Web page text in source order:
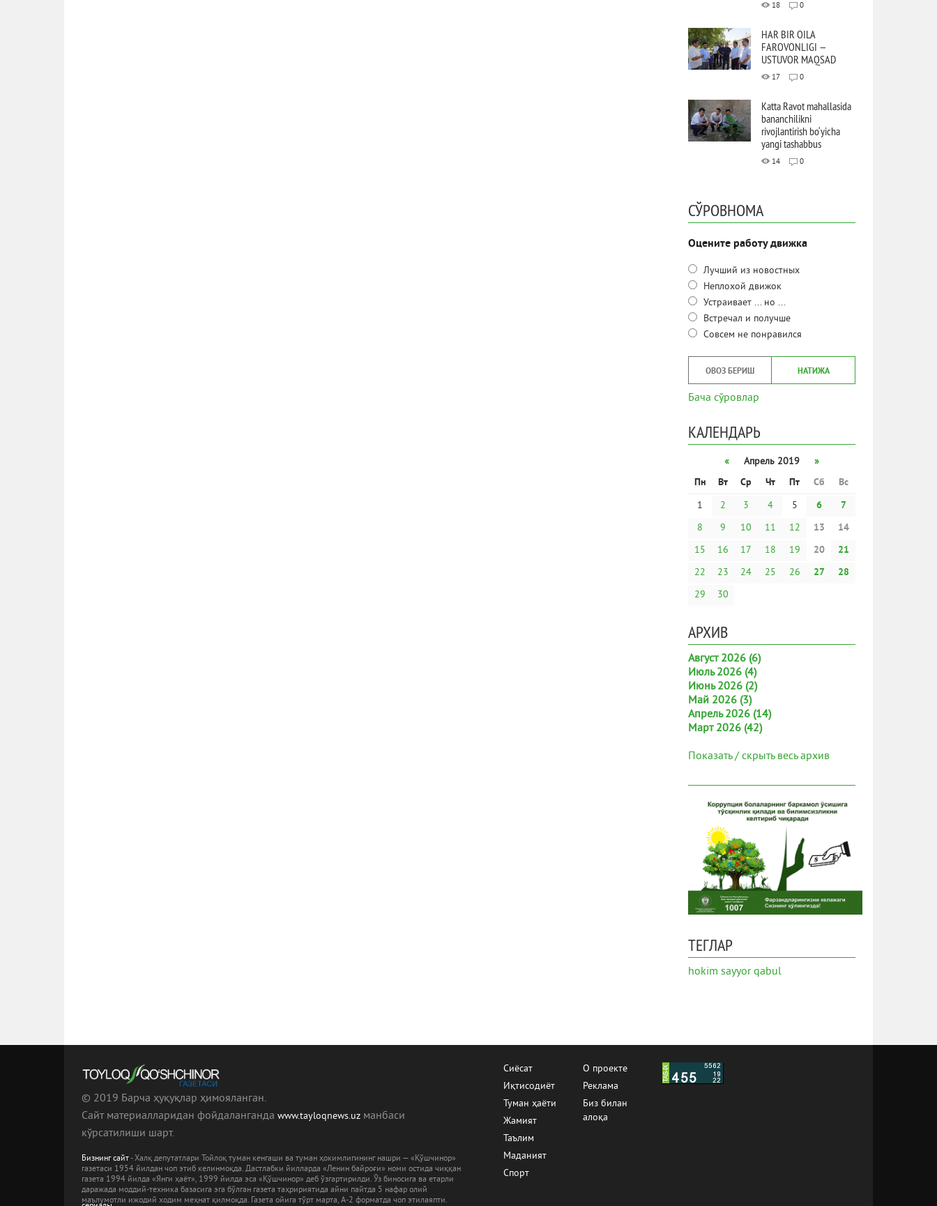
18 0
HAR BIR OILA
FAROVONLIGI —
USTUVOR MAQSAD
17 0
Katta Ravot mahallasida
bananchilikni
rivojlantirish bo‘yicha
yangi tashabbus
14 0
СЎРОВНОМА
Оцените работу движка
Лучший из новостных
Неплохой движок
Устраивает ... но ...
Встречал и получше
Совсем не понравился
ОВОЗ БЕРИШ НАТИЖА
Бача сўровлар
КАЛЕНДАРЬ
« Апрель 2019
»
Пн
Вт Ср Чт Пт Сб
Вс
1
2 3 4 5 6
7
8
9 10 11 12 13
14
15
16 17 18 19 20
21
22
23 24 25 26 27
28
29
30
АРХИВ
Август 2026 (6)
Июль 2026 (4)
Июнь 2026 (2)
Май 2026 (3)
Апрель 2026 (14)
Март 2026 (42)
Показать / скрыть весь архив
ТЕГЛАР
hokim sayyor qabul
© 2019 Барча ҳуқуқлар ҳимояланган.
Сайт материалларидан фойдаланганда www.tayloqnews.uz манбаcи
кўрсатилиши шарт.
Бизнинг сайт- Халқ депутатлари Тойлоқ туман кенгаши ва туман ҳокимлигининг нашри — «Қўшчинор»
газетаси 1954 йилдан чоп этиб келинмоқда. Дастлабки йилларда «Ленин байроғи» номи остида чиққан
газета 1994 йилда «Янги ҳаёт», 1999 йилда эса «Қўшчинор» деб ўзгартирилди. Ўз биносига ва етарли
даражада моддий-техника базасига эга бўлган газета таҳририятида айни пайтда 5 нафар олий
маълумотли ижодий ходим меҳнат қилмоқда. Газета ойига тўрт марта, А-2 форматда чоп этилаяпти.
Сиёсат
Иқтисодиёт
Туман ҳаёти
Жамият
Таълим
Маданият
Спорт
О проекте
Реклама
Биз билан
алоқа